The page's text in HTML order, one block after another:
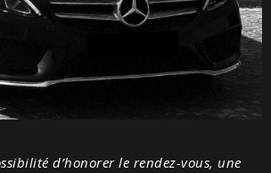
d’honorer le rendez-vous, une